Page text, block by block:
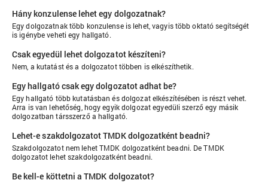
Hány konzulense lehet egy dolgozatnak?
Egy dolgozatnak több konzulense is lehet, vagyis több oktató segítségét
is igénybe veheti egy hallgató.
Csak egyedül lehet dolgozatot készíteni?
Nem, a kutatást és a dolgozatot többen is elkészíthetik.
Egy hallgató csak egy dolgozatot adhat be?
Egy hallgató több kutatásban és dolgozat elkészítésében is részt vehet.
Arra is van lehetőség, hogy egyik dolgozat egyedüli szerző egy másik
dolgozatban társszerző a hallgató.
Lehet-e szakdolgozatot TMDK dolgozatként beadni?
Szakdolgozatot nem lehet TMDK dolgozatként beadni. De TMDK
dolgozatot lehet szakdolgozatként beadni.
Be kell-e köttetni a TMDK dolgozatot?